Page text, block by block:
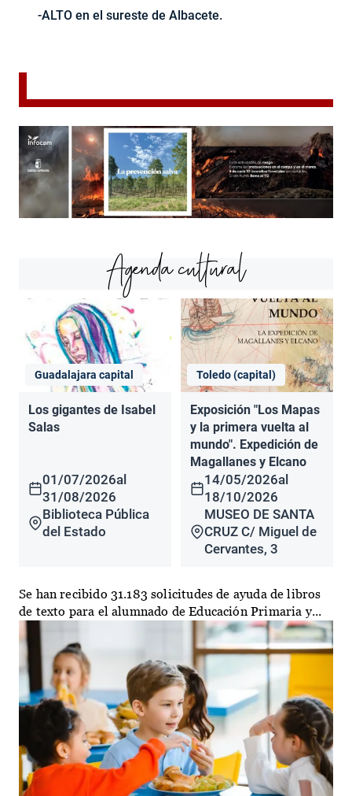
-ALTO en el sureste de Albacete.
Agenda cultural
Guadalajara capital
Los gigantes de Isabel
Salas
01/07/2026al
31/08/2026
Biblioteca Pública
del Estado
Toledo (capital)
Exposición "Los Mapas
y la primera vuelta al
mundo". Expedición de
Magallanes y Elcano
14/05/2026al
18/10/2026
MUSEO DE SANTA
CRUZ C/ Miguel de
Cervantes, 3
Se han recibido 31.183 solicitudes de ayuda de libros
de texto para el alumnado de Educación Primaria y...